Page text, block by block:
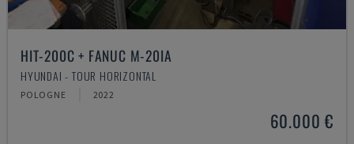
HIT-200C + FANUC M-20IA
HYUNDAI - TOUR HORIZONTAL
POLOGNE 2022
60.000 €